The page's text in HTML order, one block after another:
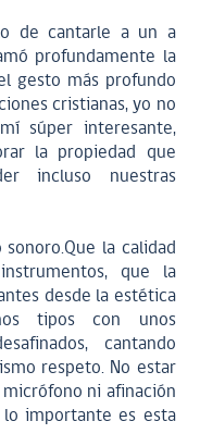
de cantarle a un a
profundamente la
gesto más profundo
cristianas, yo no
súper interesante,
la propiedad que
incluso nuestras
la calidad
que la
desde la estética
tipos con unos
cantando
respeto. No estar
ni afinación
importante es esta